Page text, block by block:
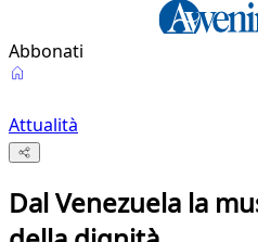
Abbonati
Attualità
Dal Venezuela la